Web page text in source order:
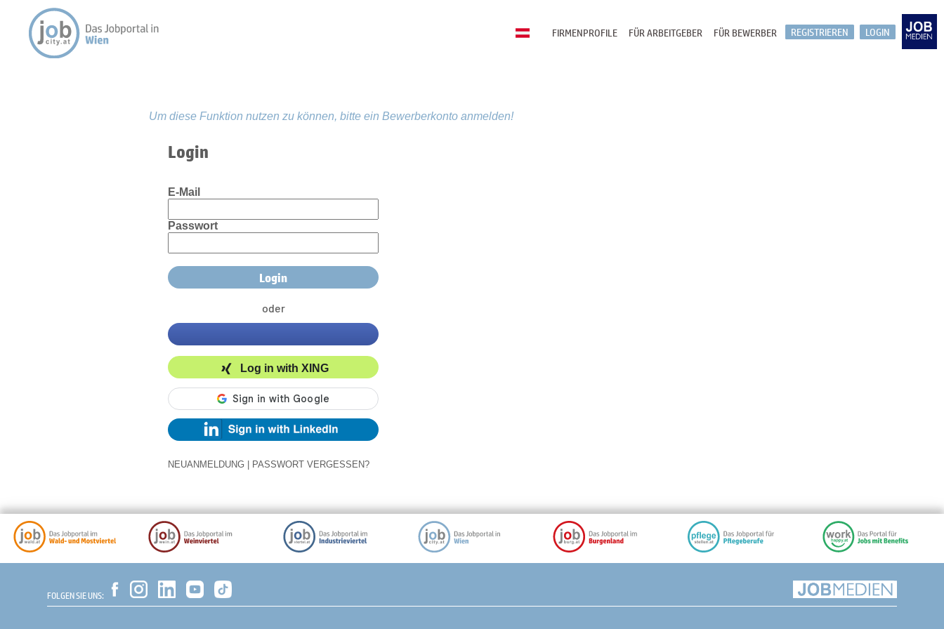
LOGIN
REGISTRIEREN
FÜR BEWERBER
FÜR ARBEITGEBER
FIRMENPROFILE
Um diese Funktion nutzen zu können, bitte ein Bewerberkonto anmelden!
Login
E-Mail
Passwort
oder
Log in with XING
NEUANMELDUNG PASSWORT VERGESSEN?
FOLGEN SIE UNS: